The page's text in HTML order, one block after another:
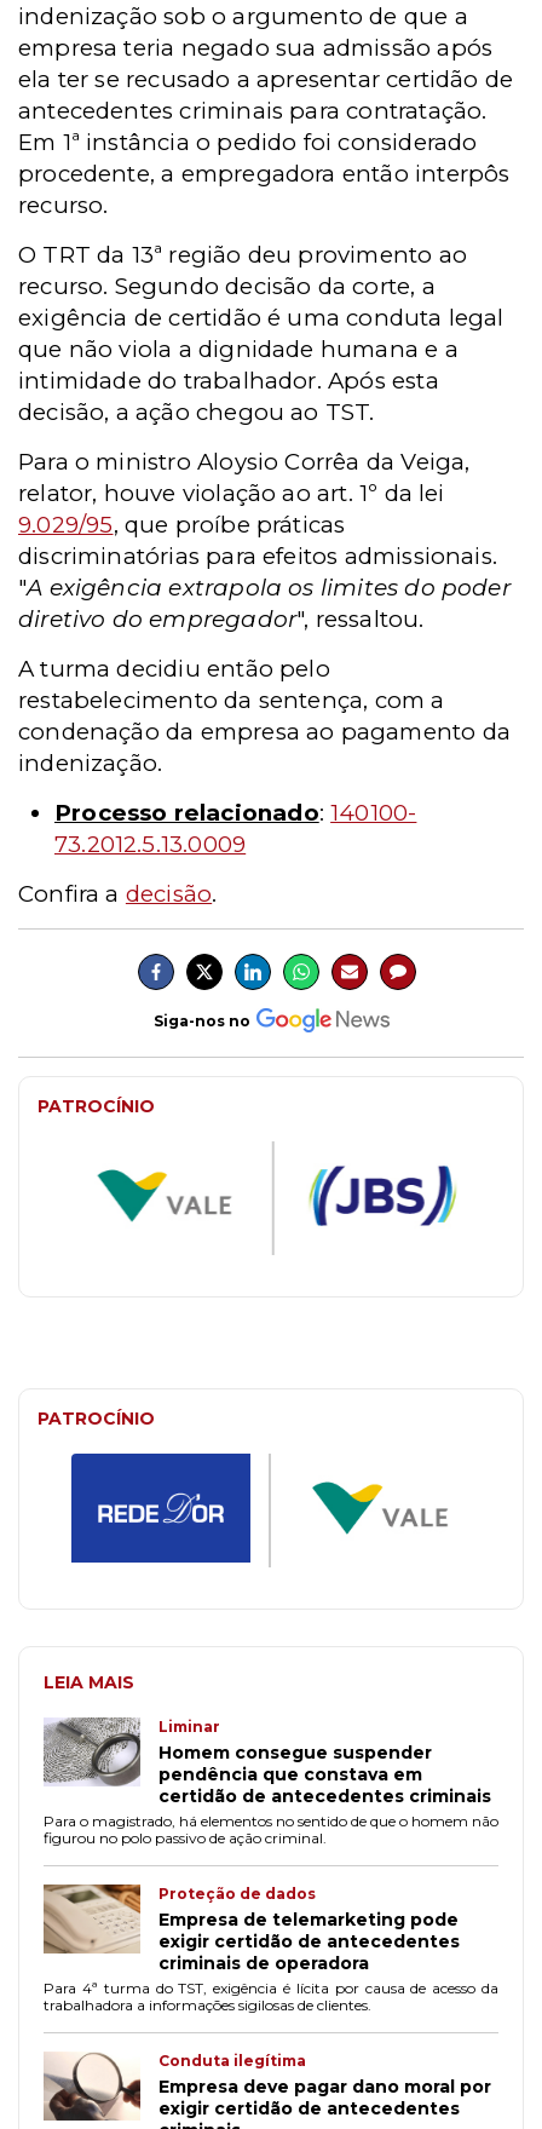
indenização sob o argumento de que a
empresa teria negado sua admissão após
ela ter se recusado a apresentar certidão de
antecedentes criminais para contratação.
Em 1ª instância o pedido foi considerado
procedente, a empregadora então interpôs
recurso.
O TRT da 13ª região deu provimento ao
recurso. Segundo decisão da corte, a
exigência de certidão é uma conduta legal
que não viola a dignidade humana e a
intimidade do trabalhador. Após esta
decisão, a ação chegou ao TST.
Para o ministro Aloysio Corrêa da Veiga,
relator, houve violação ao art. 1º da lei
9.029/95, que proíbe práticas
discriminatórias para efeitos admissionais.
"A exigência extrapola os limites do poder
diretivo do empregador", ressaltou.
A turma decidiu então pelo
restabelecimento da sentença, com a
condenação da empresa ao pagamento da
indenização.
Processo relacionado:140100-
73.2012.5.13.0009
Confira a decisão.
Siga-nos no
PATROCÍNIO
PATROCÍNIO
LEIA MAIS
Liminar
Homem consegue suspender
pendência que constava em
certidão de antecedentes criminais
Para o magistrado, há elementos no sentido de que o homem não
figurou no polo passivo de ação criminal.
Proteção de dados
Empresa de telemarketing pode
exigir certidão de antecedentes
criminais de operadora
Para 4ª turma do TST, exigência é lícita por causa de acesso da
trabalhadora a informações sigilosas de clientes.
Conduta ilegítima
Empresa deve pagar dano moral por
exigir certidão de antecedentes